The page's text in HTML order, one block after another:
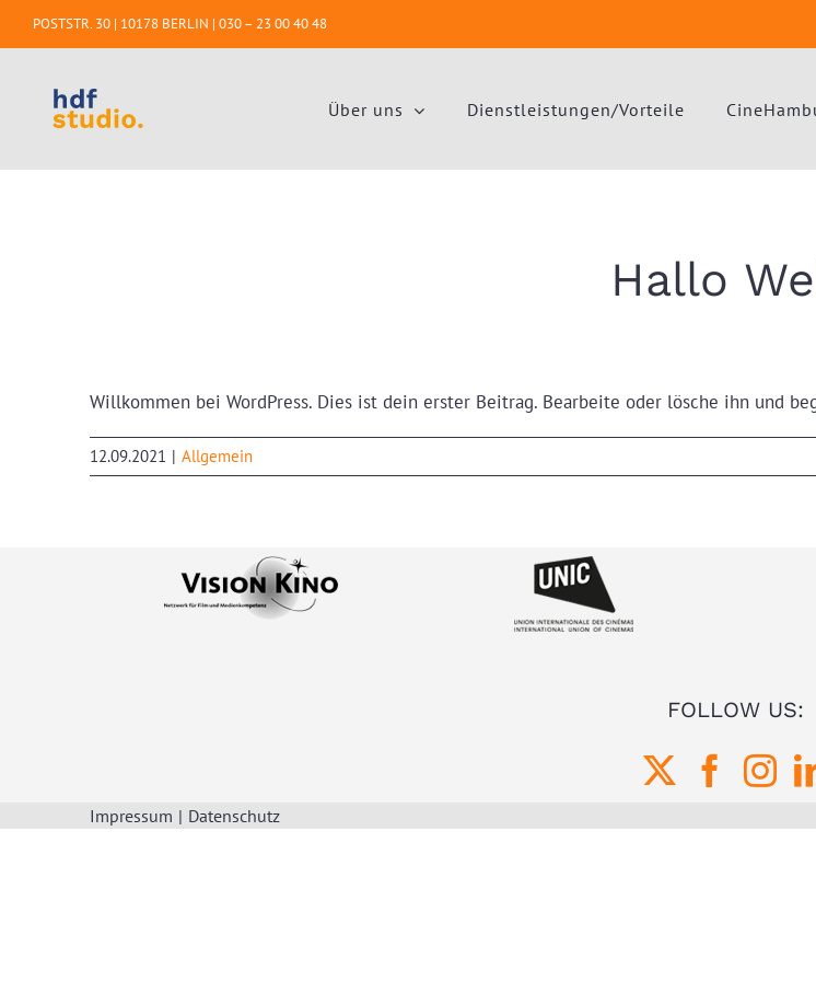
POSTSTR. 30 | 10178 BERLIN | 030 – 23 00 40 48
Über uns Dienstleistungen/Vorteile
Hallo
Willkommen bei WordPress. Dies ist dein erster Beitrag. Bearbeite oder lösche ihn und
12.09.2021 | Allgemein
FOLLOW US:
Impressum Datenschutz